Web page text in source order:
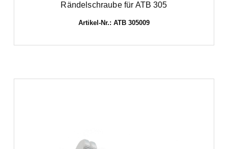
Rändelschraube für ATB 305
Artikel-Nr.: ATB 305009